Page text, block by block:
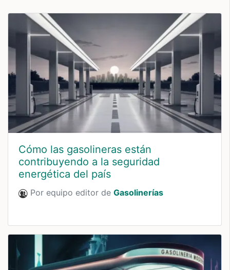
Cómo las gasolineras están
contribuyendo a la seguridad
energética del país
Por equipo editor de Gasolinerías